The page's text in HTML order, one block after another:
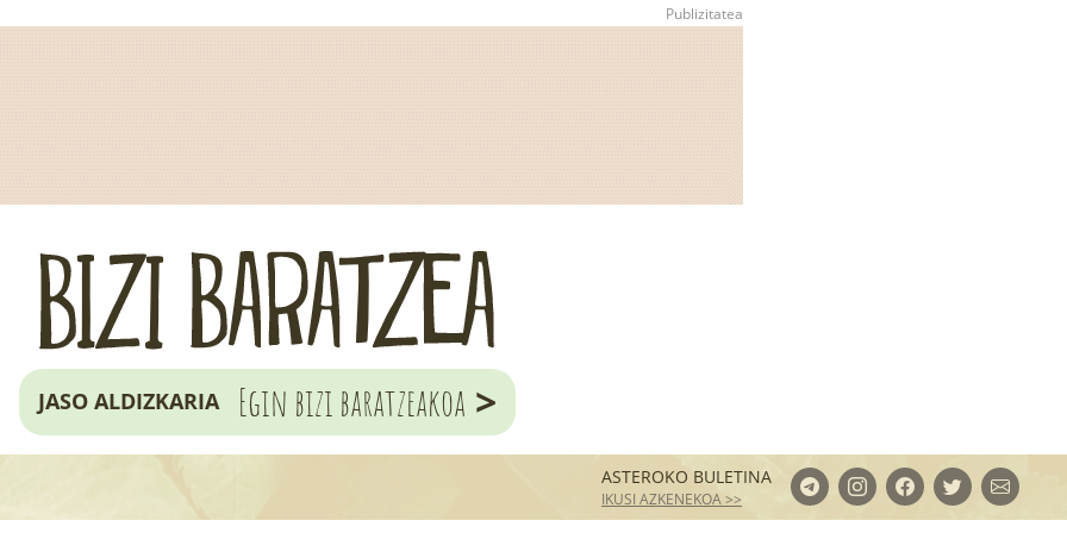
JASO ALDIZKARIA Egin bizi baratzeakoa >
ASTEROKO BULETINA
IKUSI AZKENEKOA >>